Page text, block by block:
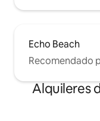
Echo Beach
Recomendado
Alquileres